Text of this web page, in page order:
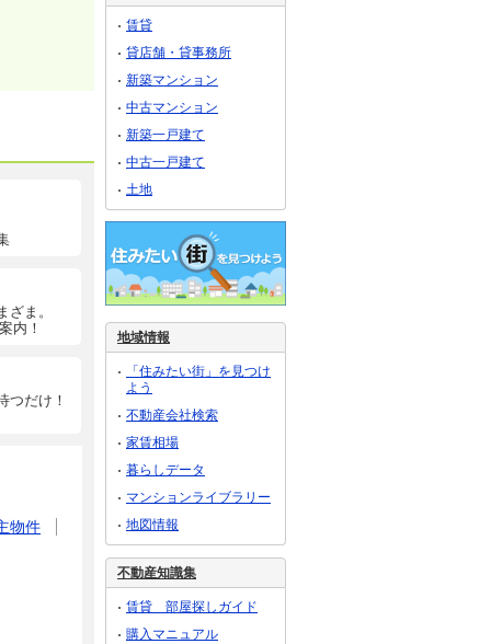
ま。
内！
つだけ！
物件
賃貸
貸店舗・貸事務所
新築マンション
中古マンション
新築一戸建て
中古一戸建て
土地
地域情報
「住みたい街」を見つけ
よう
不動産会社検索
家賃相場
暮らしデータ
マンションライブラリー
地図情報
不動産知識集
賃貸 部屋探しガイド
購入マニュアル